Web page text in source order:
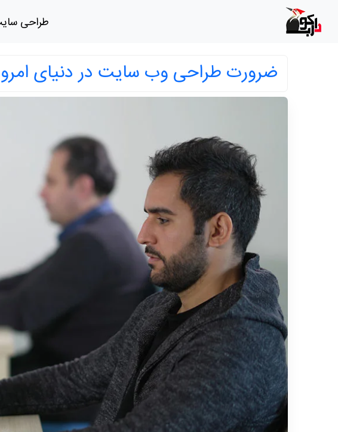
طراحی
ضرورت طراحی وب سایت در دنیای